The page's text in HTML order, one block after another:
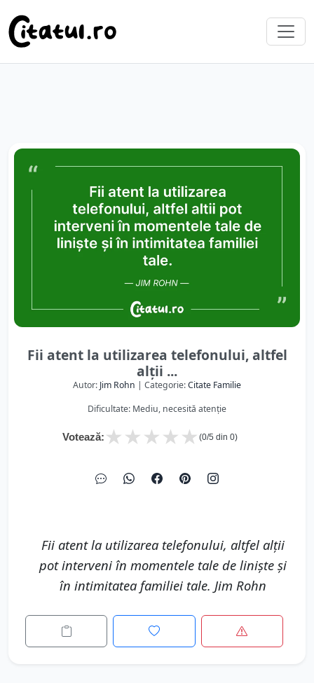
Fii atent la utilizarea telefonului, altfel
alții ...
Autor: Jim Rohn | Categorie:Citate Familie
Dificultate: Mediu, necesită atenție
Votează: ★
★
★
★
★ (0/5 din 0)
Fii atent la utilizarea telefonului, altfel alții
pot interveni în momentele tale de liniște și
în intimitatea familiei tale. Jim Rohn